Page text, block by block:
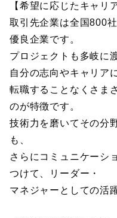
【希望に応じたキャリ
取引先企業は全国800
優良企業です。
プロジェクトも多岐に
自分の志向やキャリア
転職することなくさま
のが特徴です。
技術力を磨いてその分
も、
さらにコミュニケーシ
つけて、リーダー・
マネジャーとしての活